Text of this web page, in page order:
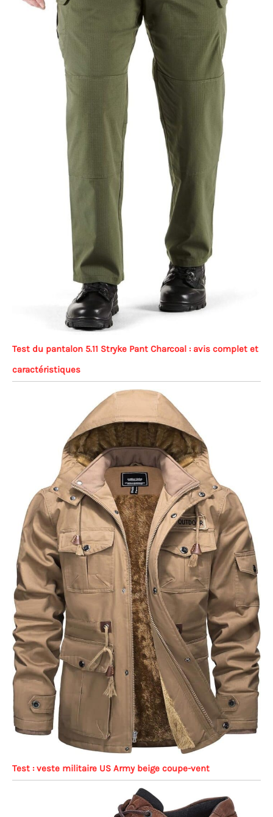
Test du pantalon 5.11 Stryke Pant Charcoal : avis complet et
caractéristiques
Test : veste militaire US Army beige coupe-vent